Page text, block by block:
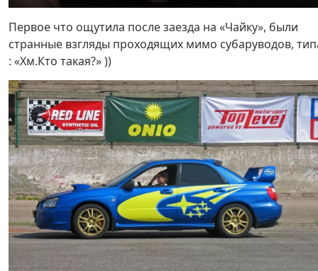
Первое что ощутила после заезда на «Чайку», были
странные взгляды проходящих мимо субаруводов,
: «Хм.Кто такая?» ))